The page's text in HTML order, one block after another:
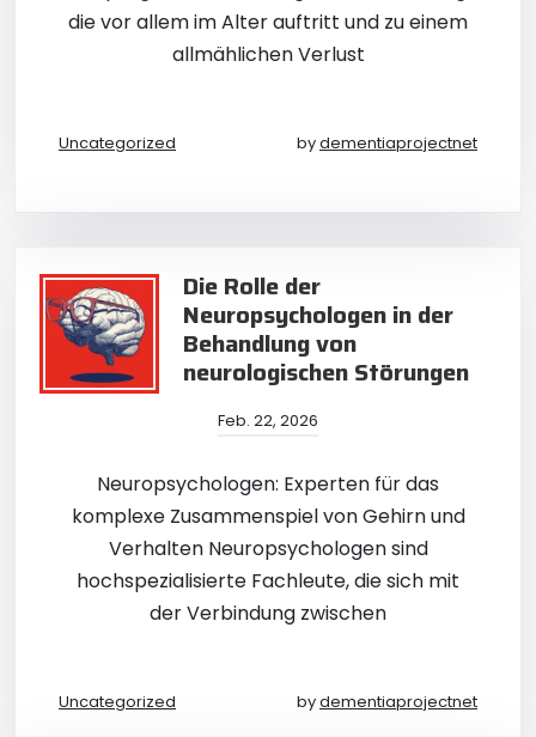
die vor allem im Alter auftritt und zu einem
allmählichen Verlust
Uncategorized bydementiaprojectnet
Die Rolle der
Neuropsychologen in der
Behandlung von
neurologischen Störungen
Feb. 22, 2026
Neuropsychologen: Experten für das
komplexe Zusammenspiel von Gehirn und
Verhalten Neuropsychologen sind
hochspezialisierte Fachleute, die sich mit
der Verbindung zwischen
Uncategorized bydementiaprojectnet